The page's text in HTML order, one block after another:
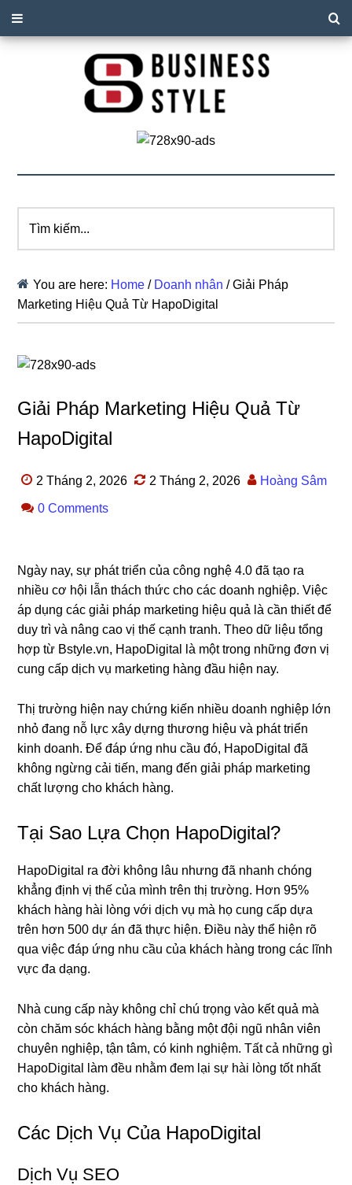
kiếm...
You are here: Home / Doanh nhân /Giải Pháp
Marketing Hiệu Quả Từ HapoDigital
Giải Pháp Marketing Hiệu Quả Từ
HapoDigital
2 Tháng 2, 2026 2 Tháng 2, 2026 Hoàng Sâm
0 Comments
Ngày nay, sự phát triển của công nghệ 4.0 đã tạo ra
nhiều cơ hội lẫn thách thức cho các doanh nghiệp. Việc
áp dụng các giải pháp marketing hiệu quả là cần thiết để
duy trì và nâng cao vị thế cạnh tranh. Theo dữ liệu tổng
hợp từ Bstyle.vn, HapoDigital là một trong những đơn vị
cung cấp dịch vụ marketing hàng đầu hiện nay.
Thị trường hiện nay chứng kiến nhiều doanh nghiệp lớn
nhỏ đang nỗ lực xây dựng thương hiệu và phát triển
kinh doanh. Để đáp ứng nhu cầu đó, HapoDigital đã
không ngừng cải tiến, mang đến giải pháp marketing
chất lượng cho khách hàng.
Tại Sao Lựa Chọn HapoDigital?
HapoDigital ra đời không lâu nhưng đã nhanh chóng
khẳng định vị thế của mình trên thị trường. Hơn 95%
khách hàng hài lòng với dịch vụ mà họ cung cấp dựa
trên hơn 500 dự án đã thực hiện. Điều này thể hiện rõ
qua việc đáp ứng nhu cầu của khách hàng trong các lĩnh
vực đa dạng.
Nhà cung cấp này không chỉ chú trọng vào kết quả mà
còn chăm sóc khách hàng bằng một đội ngũ nhân viên
chuyên nghiệp, tận tâm, có kinh nghiệm. Tất cả những gì
HapoDigital làm đều nhằm đem lại sự hài lòng tốt nhất
cho khách hàng.
Các Dịch Vụ Của HapoDigital
Dịch Vụ SEO